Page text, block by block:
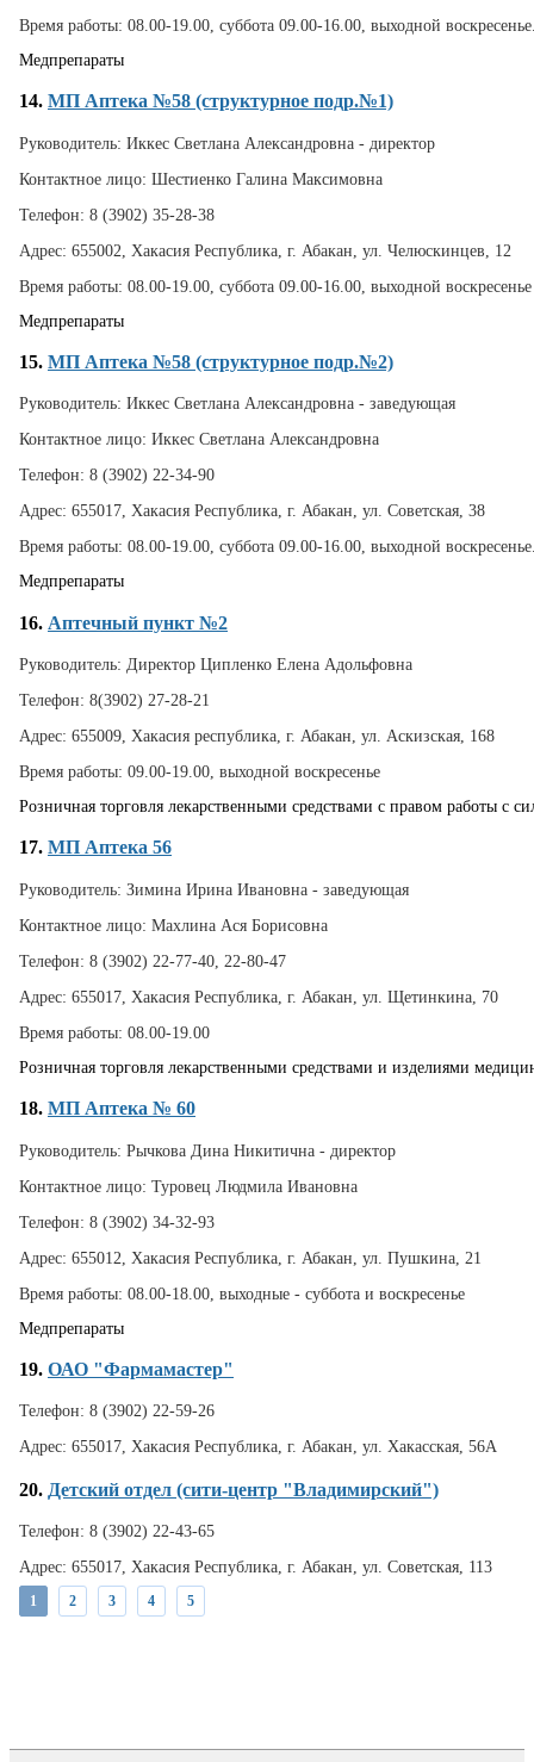
Время работы: 08.00-19.00, суббота 09.00-16.00, выходной
Медпрепараты
14. МП Аптека №58 (структурное подр.№1)
Руководитель: Иккес Светлана Александровна - директор
Контактное лицо: Шестиенко Галина Максимовна
Телефон: 8 (3902) 35-28-38
Адрес: 655002, Хакасия Республика, г. Абакан, ул. Челюскинцев, 12
Время работы: 08.00-19.00, суббота 09.00-16.00, выходной воскресенье
Медпрепараты
15. МП Аптека №58 (структурное подр.№2)
Руководитель: Иккес Светлана Александровна - заведующая
Контактное лицо: Иккес Светлана Александровна
Телефон: 8 (3902) 22-34-90
Адрес: 655017, Хакасия Республика, г. Абакан, ул. Советская, 38
Время работы: 08.00-19.00, суббота 09.00-16.00, выходной
Медпрепараты
16. Аптечный пункт №2
Руководитель: Директор Ципленко Елена Адольфовна
Телефон: 8(3902) 27-28-21
Адрес: 655009, Хакасия республика, г. Абакан, ул. Аскизская, 168
Время работы: 09.00-19.00, выходной воскресенье
Розничная торговля лекарственными средствами с правом работы
17. МП Аптека 56
Руководитель: Зимина Ирина Ивановна - заведующая
Контактное лицо: Махлина Ася Борисовна
Телефон: 8 (3902) 22-77-40, 22-80-47
Адрес: 655017, Хакасия Республика, г. Абакан, ул. Щетинкина, 70
Время работы: 08.00-19.00
Розничная торговля лекарственными средствами и изделиями
18. МП Аптека № 60
Руководитель: Рычкова Дина Никитична - директор
Контактное лицо: Туровец Людмила Ивановна
Телефон: 8 (3902) 34-32-93
Адрес: 655012, Хакасия Республика, г. Абакан, ул. Пушкина, 21
Время работы: 08.00-18.00, выходные - суббота и воскресенье
Медпрепараты
19. ОАО "Фармамастер"
Телефон: 8 (3902) 22-59-26
Адрес: 655017, Хакасия Республика, г. Абакан, ул. Хакасская, 56А
20. Детский отдел (сити-центр "Владимирский")
Телефон: 8 (3902) 22-43-65
Адрес: 655017, Хакасия Республика, г. Абакан, ул. Советская, 113
1 2 3 4 5